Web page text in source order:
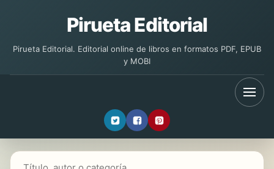
Pirueta Editorial
Pirueta Editorial. Editorial online de libros en formatos PDF, EPUB
y MOBI